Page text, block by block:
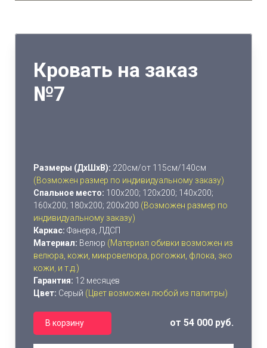
Кровать на заказ
№7
Размеры (ДхШхВ): 220см/от 115см/140см
(Возможен размер по индивидуальному заказу)
Спальное место: 100х200; 120х200; 140х200;
160х200; 180х200; 200х200 (Возможен размер по
индивидуальному заказу)
Каркас: Фанера, ЛДСП
Материал: Велюр (Материал обивки возможен из
велюра, кожи, микровелюра, рогожки, флока, эко
кожи, и т.д.)
Гарантия: 12 месяцев
Цвет: Серый (Цвет возможен любой из палитры)
В корзину от 54 000 руб.